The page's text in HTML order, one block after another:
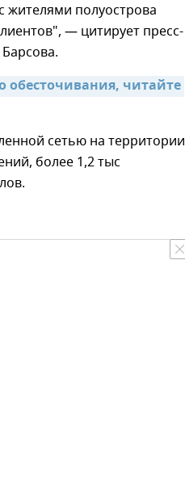
жителями полуострова
— цитирует пресс-
обесточивания, читайте
сетью на территории
более 1,2 тыс